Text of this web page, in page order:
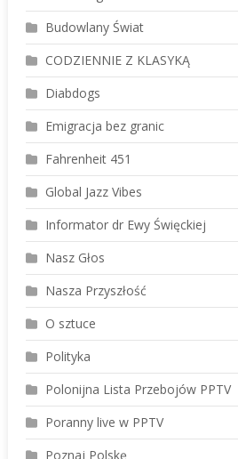
Budowlany Świat
CODZIENNIE Z KLASYKĄ
Diabdogs
Emigracja bez granic
Fahrenheit 451
Global Jazz Vibes
Informator dr Ewy Święckiej
Nasz Głos
Nasza Przyszłość
O sztuce
Polityka
Polonijna Lista Przebojów PPTV
Poranny live w PPTV
Poznaj Polskę